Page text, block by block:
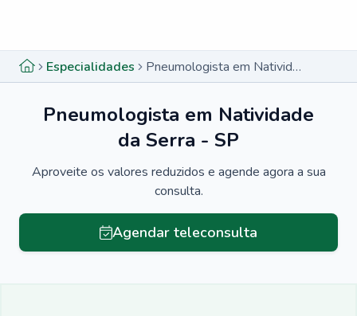
Especialidades Pneumologista em Natividade da Serra - SP
Pneumologista em Natividade
da Serra - SP
Aproveite os valores reduzidos e agende agora a sua
consulta.
Agendar teleconsulta